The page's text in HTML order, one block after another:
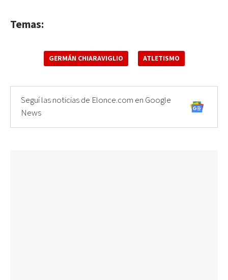
Temas:
GERMÁN CHIARAVIGLIO ATLETISMO
Seguí las noticias de Elonce.com en Google
News